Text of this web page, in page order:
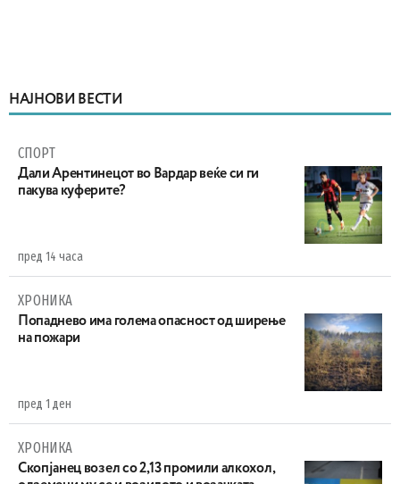
НАЈНОВИ ВЕСТИ
СПОРТ
Дали Арентинецот во Вардар веќе си ги
пакува куферите?
пред 14 часа
ХРОНИКА
Попаднево има голема опасност од ширење
на пожари
пред 1 ден
ХРОНИКА
Скопјанец возел со 2,13 промили алкохол,